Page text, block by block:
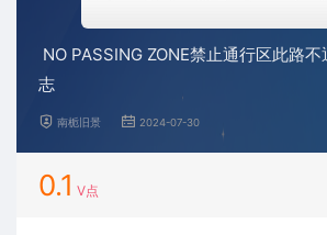
NO PASSING ZONE禁止通行区此路
志
南栀旧景 2024-07-30
0.1 V点